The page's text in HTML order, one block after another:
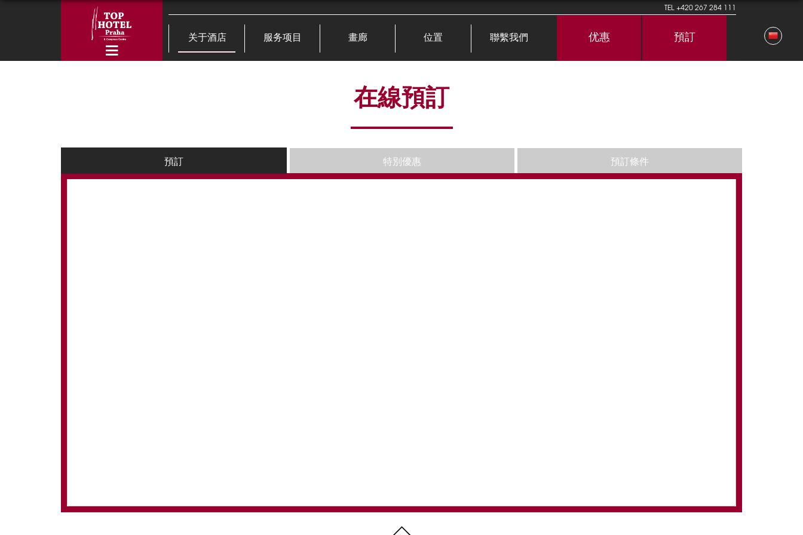
TEL+420 267 284 111
关于酒店 服务项目 畫廊 位置 聯繫我們 优惠 預訂
在線預訂
預訂 特別優惠 預訂條件